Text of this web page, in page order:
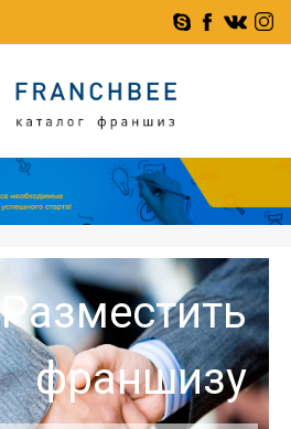
Разместить
франшизу